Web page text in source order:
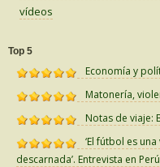
vídeos
Top 5
Economía y
Matonería,
Notas de viaje:
‘El fútbol es
descarnada’. Entrevista en